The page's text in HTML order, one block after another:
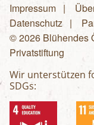
Impressum
Datenschutz
© 2026 Blühendes
Privatstiftung
Wir unterstützen
SDGs: